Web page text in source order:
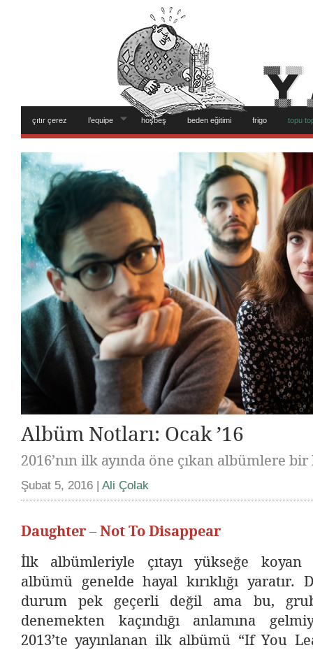
çıtır çerez l’equipe hoşbeş beden eğitimi frigo topu
Albüm Notları: Ocak ’16
2016’nın ilk ayında öne çıkan albümlere bir
Şubat 5, 2016 | Ali Çolak
Daughter – Not To Disappear
İlk albümleriyle çıtayı yükseğe koyan
albümü genelde hayal kırıklığı yaratır.
durum pek geçerli değil ama bu,
denemekten kaçındığı anlamına
2013’te yayınlanan ilk albümü “If You